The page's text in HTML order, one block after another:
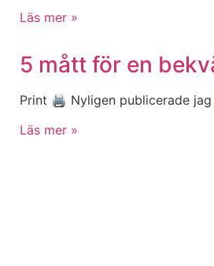
Läs mer »
5 mått för en
Print 🖨 Nyligen publicerade
Läs mer »